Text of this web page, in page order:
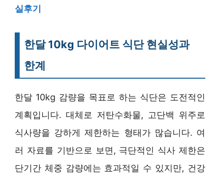
실후기
한달 10kg 다이어트 식단 현실성과
한계
한달 10kg 감량을 목표로 하는 식단은 도전적인
계획입니다. 대체로 저탄수화물, 고단백 위주로
식사량을 강하게 제한하는 형태가 많습니다. 여
러 자료를 기반으로 보면, 극단적인 식사 제한은
단기간 체중 감량에는 효과적일 수 있지만, 건강